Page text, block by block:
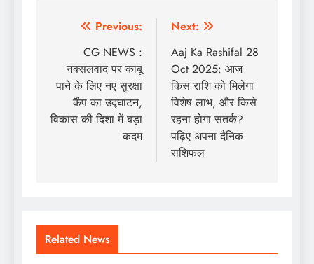
Post
navigation
Previous:
CG NEWS :
नक्सलवाद पर काबू
पाने के लिए नए सुरक्षा
कैंप का उद्घाटन,
विकास की दिशा में बड़ा
कदम
Next:
Aaj Ka Rashifal 28
Oct 2025: आज
किस राशि को मिलेगा
विशेष लाभ, और किसे
रहना होगा सतर्क?
पढ़िए अपना दैनिक
राशिफल
Related News